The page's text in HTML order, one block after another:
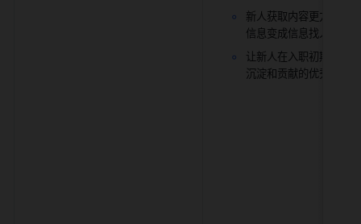
新人获取内容更方便，
信息变成信息找人。
让新人在入职初期就养
沉淀和贡献的优秀习惯。